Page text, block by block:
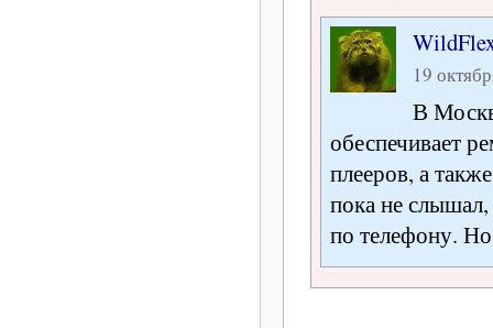
19
В
обеспечивает
плееров, а
пока не
по телефону.